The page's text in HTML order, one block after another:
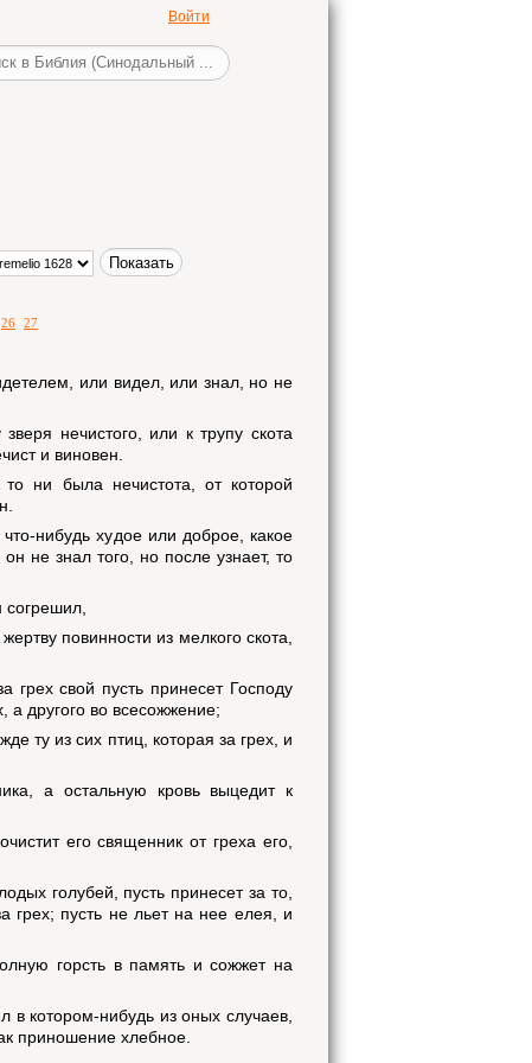
Войти
26 27
или видел, или знал, но не
нечистого, или к трупу скота
и виновен.
ни была нечистота, от которой
нибудь худое или доброе, какое
не знал того, но после узнает, то
повинности из мелкого скота,
грех свой пусть принесет Господу
а другого во всесожжение;
ту из сих птиц, которая за грех, и
а остальную кровь выцедит к
его священник от греха его,
голубей, пусть принесет за то,
грех; пусть не льет на нее елея, и
горсть в память и сожжет на
в котором-нибудь из оных случаев,
приношение хлебное.